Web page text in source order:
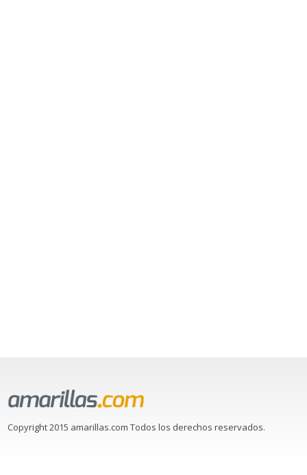
Copyright 2015 amarillas.com Todos los derechos reservados.